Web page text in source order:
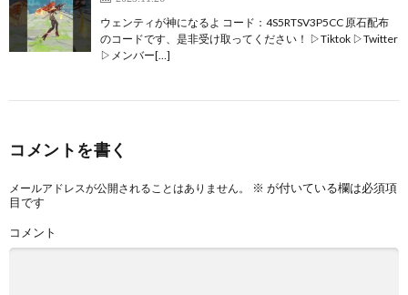
ウェンティが神になるよ コード：4S5RTSV3P5CC 原石配布
のコードです、是非受け取ってください！ ▷Tiktok ▷Twitter
▷メンバー[…]
コメントを書く
メールアドレスが公開されることはありません。 ※ が付いている欄は必須項
目です
コメント